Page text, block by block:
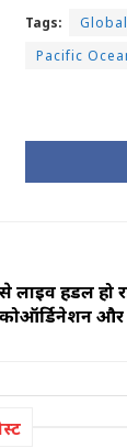
Tags:
Pacific
लाइव हैंडल हो
कोऑर्डिनेशन